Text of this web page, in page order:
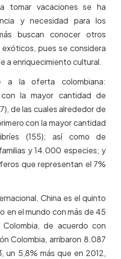
tomar vacaciones se ha
y necesidad para los
buscan conocer otros
pues se considera
a enriquecimiento cultural.
a la oferta colombiana:
la mayor cantidad de
de las cuales alrededor de
con la mayor cantidad
(155); así como de
y 14.000 especies; y
que representan el 7%
China es el quinto
en el mundo con más de 45
de acuerdo con
Colombia, arribaron 8.087
un 5,8% más que en 2012,